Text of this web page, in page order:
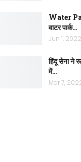
Water
वाटर पार्क…
Jun 1, 2022
हिंदू सेना ने
में…
Mar 7,